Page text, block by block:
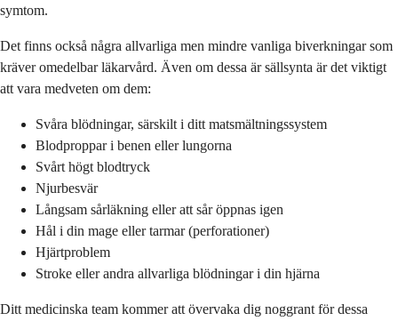
symtom.
Det finns också några allvarliga men mindre vanliga biverkningar som
kräver omedelbar läkarvård. Även om dessa är sällsynta är det viktigt
att vara medveten om dem:
Svåra blödningar, särskilt i ditt matsmältningssystem
Blodproppar i benen eller lungorna
Svårt högt blodtryck
Njurbesvär
Långsam sårläkning eller att sår öppnas igen
Hål i din mage eller tarmar (perforationer)
Hjärtproblem
Stroke eller andra allvarliga blödningar i din hjärna
Ditt medicinska team kommer att övervaka dig noggrant för dessa